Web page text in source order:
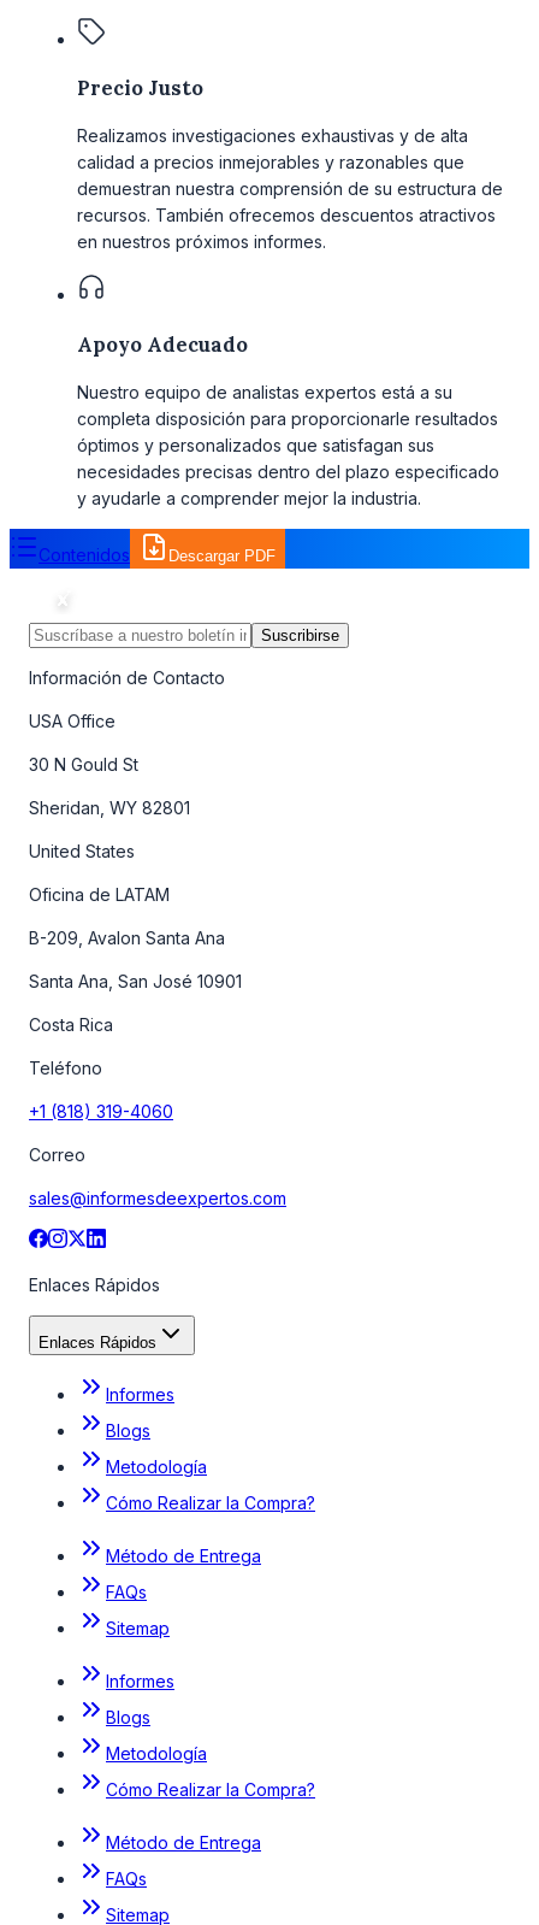
Precio Justo
Realizamos investigaciones exhaustivas y de alta
calidad a precios inmejorables y razonables que
demuestran nuestra comprensión de su estructura de
recursos. También ofrecemos descuentos atractivos
en nuestros próximos informes.
Apoyo Adecuado
Nuestro equipo de analistas expertos está a su
completa disposición para proporcionarle resultados
óptimos y personalizados que satisfagan sus
necesidades precisas dentro del plazo especificado
y ayudarle a comprender mejor la industria.
Contenidos Descargar PDF
Suscribirse
Información de Contacto
USA Office
30 N Gould St
Sheridan, WY 82801
United States
Oficina de LATAM
B-209, Avalon Santa Ana
Santa Ana, San José 10901
Costa Rica
Teléfono
+1 (818) 319-4060
Correo
sales@informesdeexpertos.com
Enlaces Rápidos
Enlaces Rápidos
Informes
Blogs
Metodología
Cómo Realizar la Compra?
Método de Entrega
FAQs
Sitemap
Informes
Blogs
Metodología
Cómo Realizar la Compra?
Método de Entrega
FAQs
Sitemap